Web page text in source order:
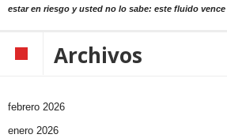
estar en riesgo y usted no lo sabe: este fluido vence
Archivos
febrero 2026
enero 2026